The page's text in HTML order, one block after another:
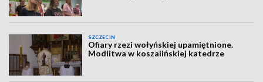
SZCZECIN
Ofiary rzezi wołyńskiej upamiętnione.
Modlitwa w koszalińskiej katedrze